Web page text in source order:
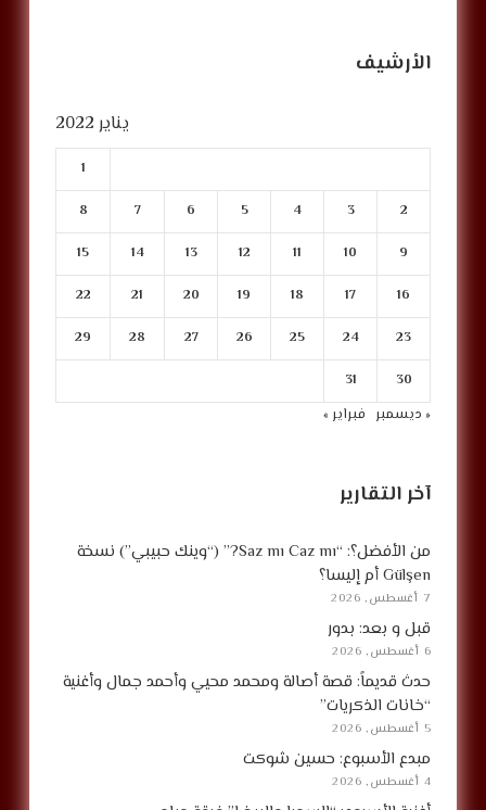
الأرشيف
يناير 2022
1
2
3
4
5
6
7
8
9
10
11
12
13
14
15
16
17
18
19
20
21
22
23
24
25
26
27
28
29
30
31
« ديسمبر فبراير »
آخر التقارير
من الأفضل؟: “Saz mı Caz mı?” (“وينك حبيبي”) نسخة
Gülşen أم إليسا؟
7 أغسطس, 2026
قبل و بعد: بدور
6 أغسطس, 2026
حدث قديماً: قصة أصالة ومحمد محيي وأحمد جمال وأغنية
“خانات الذكريات”
5 أغسطس, 2026
مبدع الأسبوع: حسين شوكت
4 أغسطس, 2026